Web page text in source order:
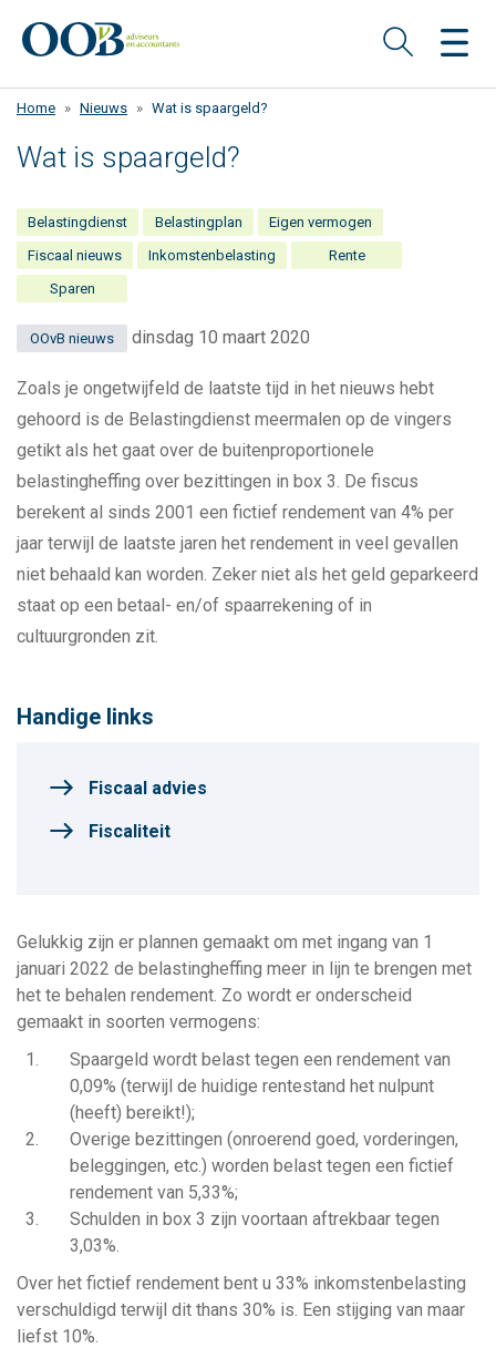
de
inhoud
gaan
Home Nieuws Wat is spaargeld?
Wat is spaargeld?
Belastingdienst Belastingplan
Eigen vermogen
Fiscaal nieuws
Inkomstenbelasting
Rente
Sparen
OOvB nieuws dinsdag 10 maart 2020
Zoals je ongetwijfeld de laatste tijd in het nieuws hebt
gehoord is de Belastingdienst meermalen op de vingers
getikt als het gaat over de buitenproportionele
belastingheffing over bezittingen in box 3. De fiscus
berekent al sinds 2001 een fictief rendement van 4% per
jaar terwijl de laatste jaren het rendement in veel gevallen
niet behaald kan worden. Zeker niet als het geld geparkeerd
staat op een betaal- en/of spaarrekening of in
cultuurgronden zit.
Handige links
Fiscaal advies
Fiscaliteit
Gelukkig zijn er plannen gemaakt om met ingang van 1
januari 2022 de belastingheffing meer in lijn te brengen met
het te behalen rendement. Zo wordt er onderscheid
gemaakt in soorten vermogens:
Spaargeld wordt belast tegen een rendement van
0,09% (terwijl de huidige rentestand het nulpunt
(heeft) bereikt!);
Overige bezittingen (onroerend goed, vorderingen,
beleggingen, etc.) worden belast tegen een fictief
rendement van 5,33%;
Schulden in box 3 zijn voortaan aftrekbaar tegen
3,03%.
Over het fictief rendement bent u 33% inkomstenbelasting
verschuldigd terwijl dit thans 30% is. Een stijging van maar
liefst 10%.